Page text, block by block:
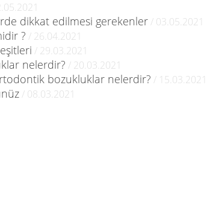
dikkat edilmesi gerekenler / 03.05.2021
? / 26.04.2021
/ 29.03.2021
nelerdir? / 20.03.2021
bozukluklar nelerdir? / 15.03.2021
/ 08.03.2021